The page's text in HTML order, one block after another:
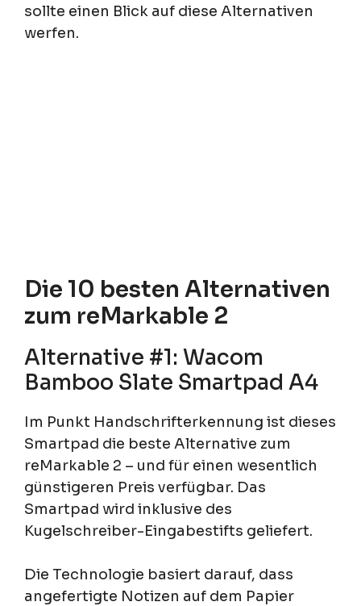
sollte einen Blick auf diese Alternativen
werfen.
Die 10 besten Alternativen
zum reMarkable 2
Alternative #1: Wacom
Bamboo Slate Smartpad A4
Im Punkt Handschrifterkennung ist dieses
Smartpad die beste Alternative zum
reMarkable 2 – und für einen wesentlich
günstigeren Preis verfügbar. Das
Smartpad wird inklusive des
Kugelschreiber-Eingabestifts geliefert.
Die Technologie basiert darauf, dass
angefertigte Notizen auf dem Papier